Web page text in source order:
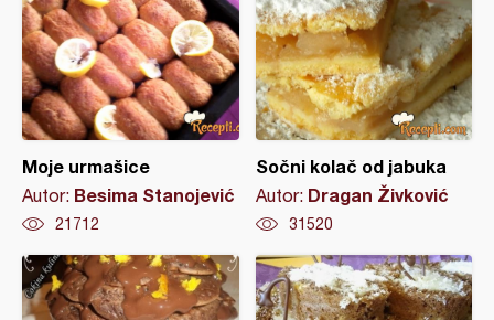
Moje urmašice
Autor: Besima Stanojević
21712
Sočni kolač od jabuka
Autor: Dragan Živković
31520